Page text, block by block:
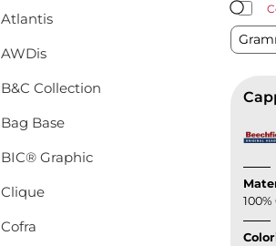
Atlantis
AWDis
B&C Collection
Bag Base
BIC® Graphic
Clique
Cofra